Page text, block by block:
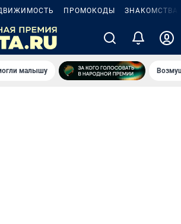
ПРОМОКОДЫ ЗНАКОМСТВА
малышу